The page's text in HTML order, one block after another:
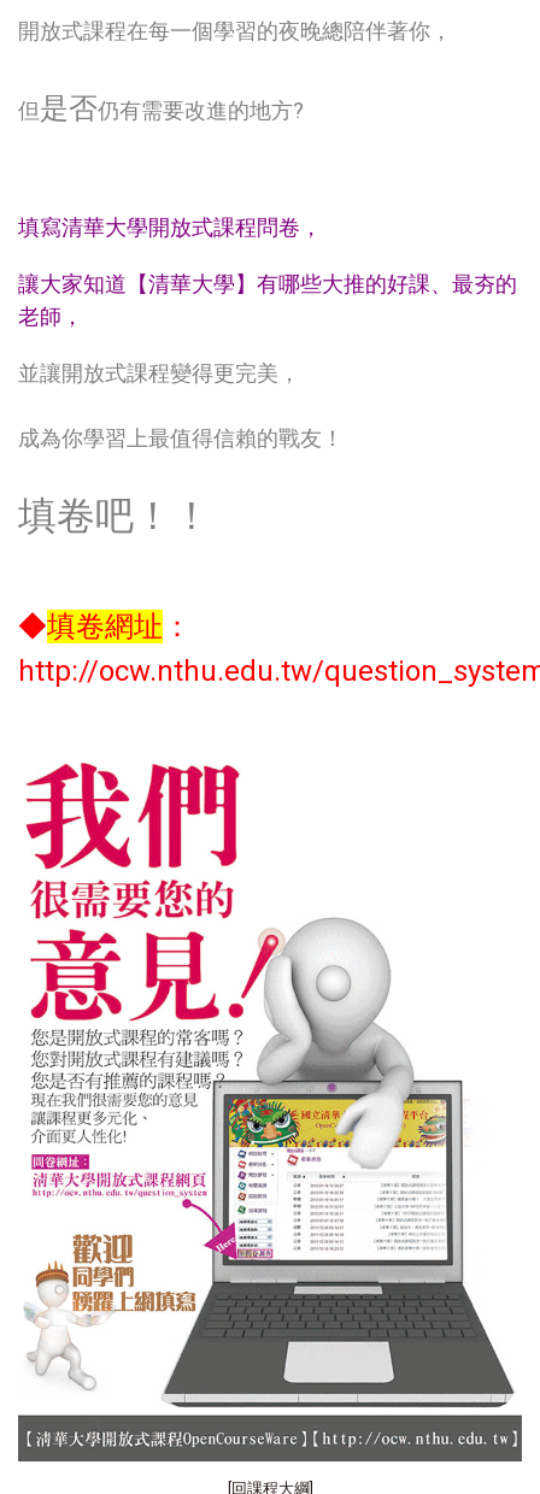
開放式課程在每一個學習的夜晚總陪伴著你，
但是否仍有需要改進的地方?
填寫清華大學開放式課程問卷，
讓大家知道【清華大學】有哪些大推的好課、最夯的
老師，
並讓開放式課程變得更完美，
成為你學習上最值得信賴的戰友！
填卷吧！！
◆填卷網址 ：
http://ocw.nthu.edu.tw/
[回課程大綱]